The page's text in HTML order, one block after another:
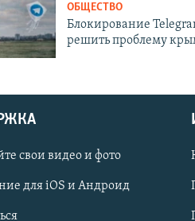
ОБЩЕСТВО
Блокирование
решить проблему
свои видео и фото
для iOS и Андроид